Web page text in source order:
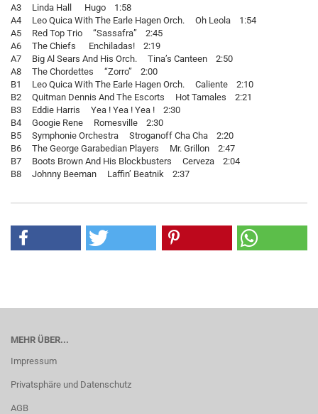
A3 Linda Hall Hugo 1:58
A4 Leo Quica With The Earle Hagen Orch. Oh Leola 1:54
A5 Red Top Trio “Sassafra” 2:45
A6 The Chiefs Enchiladas! 2:19
A7 Big Al Sears And His Orch. Tina’s Canteen 2:50
A8 The Chordettes “Zorro” 2:00
B1 Leo Quica With The Earle Hagen Orch. Caliente 2:10
B2 Quitman Dennis And The Escorts Hot Tamales 2:21
B3 Eddie Harris Yea ! Yea ! Yea ! 2:30
B4 Googie Rene Romesville 2:30
B5 Symphonie Orchestra Stroganoff Cha Cha 2:20
B6 The George Garabedian Players Mr. Grillon 2:47
B7 Boots Brown And His Blockbusters Cerveza 2:04
B8 Johnny Beeman Laffin’ Beatnik 2:37
MEHR ÜBER...
Impressum
Privatsphäre und Datenschutz
AGB